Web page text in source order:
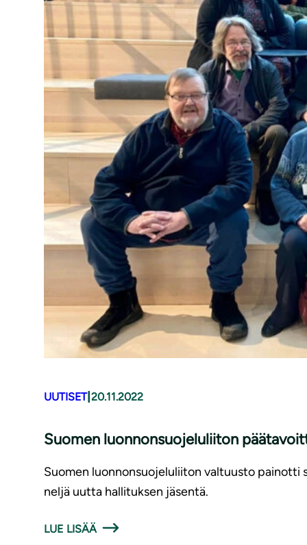
UUTISET| 20.11.2022
Suomen luon­non­suo­je­lu­lii­ton
Suomen luonnonsuojeluliiton valtuusto painotti
neljä uutta hallituksen jäsentä.
LUE LISÄÄ